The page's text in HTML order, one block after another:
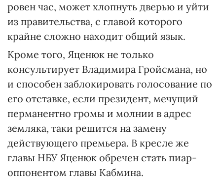
ровен час, может хлопнуть дверью и уйти
из правительства, с главой которого
крайне сложно находит общий язык.
Кроме того, Яценюк не только
консультирует Владимира Гройсмана, но
и способен заблокировать голосование по
его отставке, если президент, мечущий
перманентно громы и молнии в адрес
земляка, таки решится на замену
действующего премьера. В кресле же
главы НБУ Яценюк обречен стать пиар-
оппонентом главы Кабмина.